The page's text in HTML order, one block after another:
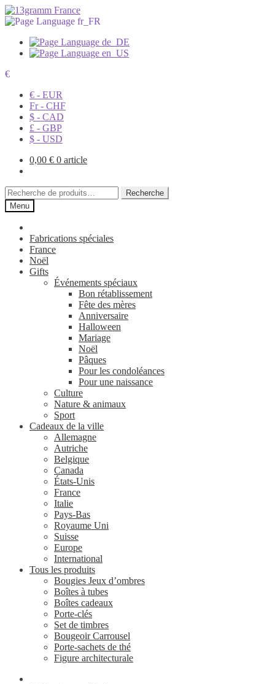
€
€ - EUR
Fr - CHF
$ - CAD
£ - GBP
$ - USD
0,00 € 0 article
Recherche
pour :
Recherche
Menu
Fabrications spéciales
France
Noël
Gifts
Événements spéciaux
Bon rétablissement
Fête des mères
Anniversaire
Halloween
Mariage
Noël
Pâques
Pour les condoléances
Pour une naissance
Culture
Nature & animaux
Sport
Cadeaux de la ville
Allemagne
Autriche
Belgique
Canada
États-Unis
France
Italie
Pays-Bas
Royaume Uni
Suisse
Europe
International
Tous les produits
Bougies Jeux d’ombres
Boîtes à tubes
Boîtes cadeaux
Porte-clés
Set de timbres
Bougeoir Carrousel
Porte-sachets de thé
Figure architecturale